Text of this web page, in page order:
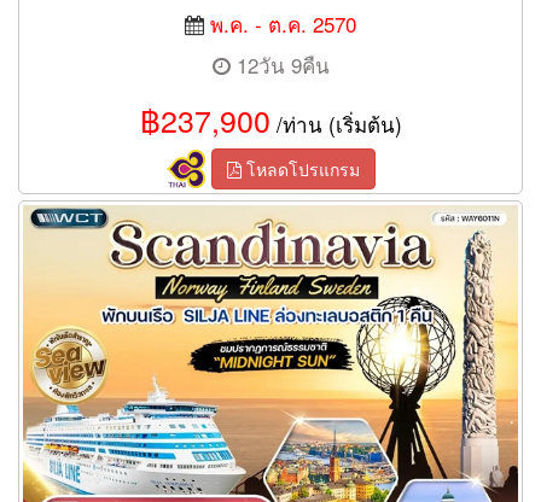
พ.ค. - ต.ค. 2570
12วัน 9คืน
฿237,900 /ท่าน (เริ่มต้น)
โหลดโปรแกรม
ทัวร์สแกนดิเนเวีย ฟินแลนด์ นอร์เวย์ สวีเดน 11 วัน (AY)